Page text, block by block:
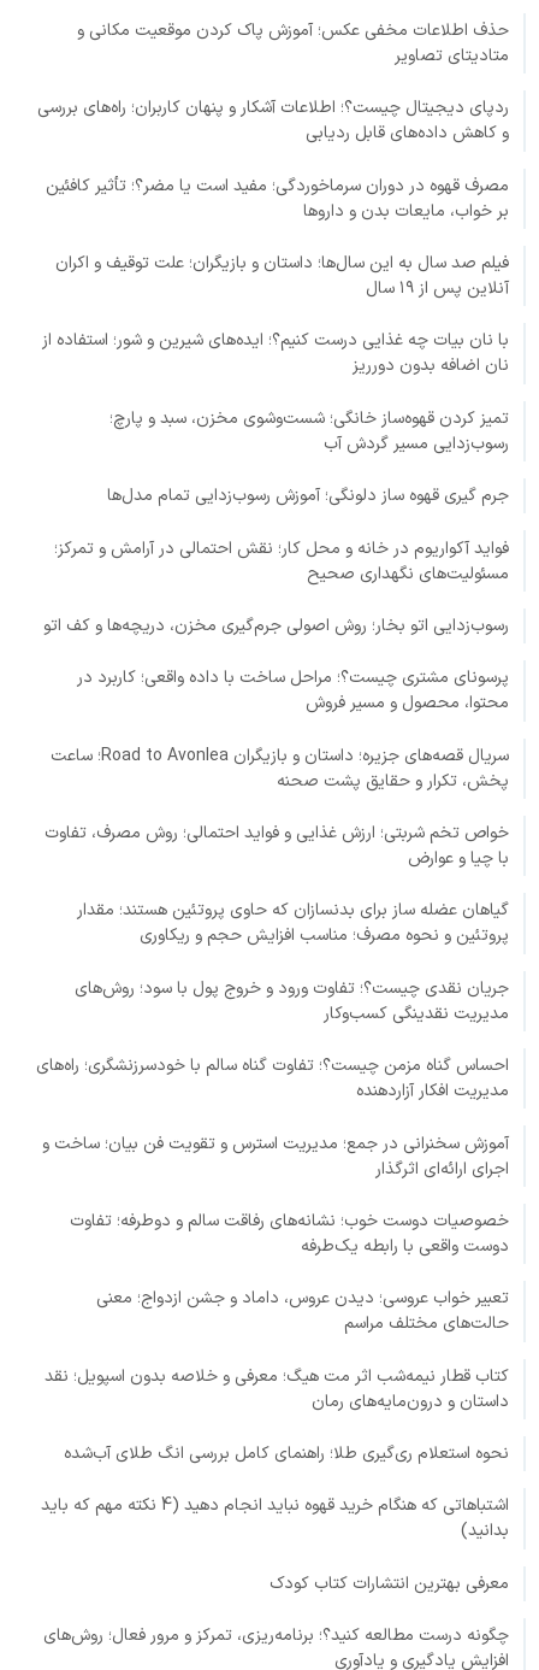
حذف اطلاعات مخفی عکس؛ آموزش پاک کردن موقعیت مکانی و
متادیتای تصاویر
ردپای دیجیتال چیست؟؛ اطلاعات آشکار و پنهان کاربران؛ راه‌های بررسی
و کاهش داده‌های قابل ردیابی
مصرف قهوه در دوران سرماخوردگی؛ مفید است یا مضر؟؛ تأثیر کافئین
بر خواب، مایعات بدن و داروها
فیلم صد سال به این سال‌ها؛ داستان و بازیگران؛ علت توقیف و اکران
آنلاین پس از ۱۹ سال
با نان بیات چه غذایی درست کنیم؟؛ ایده‌های شیرین و شور؛ استفاده از
نان اضافه بدون دورریز
تمیز کردن قهوه‌ساز خانگی؛ شست‌وشوی مخزن، سبد و پارچ؛
رسوب‌زدایی مسیر گردش آب
جرم گیری قهوه ساز دلونگی؛ آموزش رسوب‌زدایی تمام مدل‌ها
فواید آکواریوم در خانه و محل کار؛ نقش احتمالی در آرامش و تمرکز؛
مسئولیت‌های نگهداری صحیح
رسوب‌زدایی اتو بخار؛ روش اصولی جرم‌گیری مخزن، دریچه‌ها و کف اتو
پرسونای مشتری چیست؟؛ مراحل ساخت با داده واقعی؛ کاربرد در
محتوا، محصول و مسیر فروش
سریال قصه‌های جزیره؛ داستان و بازیگران Road to Avonlea؛ ساعت
پخش، تکرار و حقایق پشت صحنه
خواص تخم شربتی؛ ارزش غذایی و فواید احتمالی؛ روش مصرف، تفاوت
با چیا و عوارض
گیاهان عضله ساز برای بدنسازان که حاوی پروتئین هستند؛ مقدار
پروتئین و نحوه مصرف؛ مناسب افزایش حجم و ریکاوری
جریان نقدی چیست؟؛ تفاوت ورود و خروج پول با سود؛ روش‌های
مدیریت نقدینگی کسب‌وکار
احساس گناه مزمن چیست؟؛ تفاوت گناه سالم با خودسرزنشگری؛ راه‌های
مدیریت افکار آزاردهنده
آموزش سخنرانی در جمع؛ مدیریت استرس و تقویت فن بیان؛ ساخت و
اجرای ارائه‌ای اثرگذار
خصوصیات دوست خوب؛ نشانه‌های رفاقت سالم و دوطرفه؛ تفاوت
دوست واقعی با رابطه یک‌طرفه
تعبیر خواب عروسی؛ دیدن عروس، داماد و جشن ازدواج؛ معنی
حالت‌های مختلف مراسم
کتاب قطار نیمه‌شب اثر مت هیگ؛ معرفی و خلاصه بدون اسپویل؛ نقد
داستان و درون‌مایه‌های رمان
نحوه استعلام ری‌گیری طلا؛ راهنمای کامل بررسی انگ طلای آب‌شده
اشتباهاتی که هنگام خرید قهوه نباید انجام دهید (4 نکته مهم که باید
بدانید)
معرفی بهترین انتشارات کتاب کودک
چگونه درست مطالعه کنید؟؛ برنامه‌ریزی، تمرکز و مرور فعال؛ روش‌های
افزایش یادگیری و یادآوری